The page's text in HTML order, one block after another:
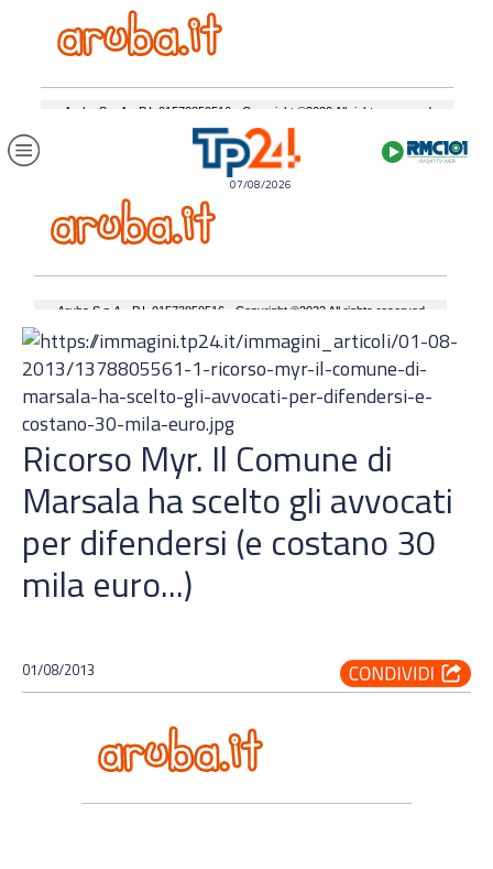
07/08/2026
Ricorso Myr. Il Comune di
Marsala ha scelto gli avvocati
per difendersi (e costano 30
mila euro...)
01/08/2013